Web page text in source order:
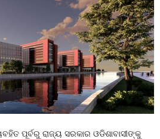
ପୂର୍ବରୁ ରାଜ୍ୟ ସରକାର ଓଡିଶାବାସୀଙ୍କୁ